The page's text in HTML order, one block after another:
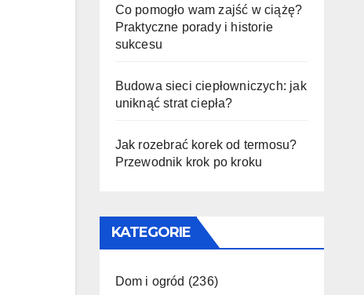
Co pomogło wam zajść w ciążę?
Praktyczne porady i historie
sukcesu
Budowa sieci ciepłowniczych: jak
uniknąć strat ciepła?
Jak rozebrać korek od termosu?
Przewodnik krok po kroku
KATEGORIE
Dom i ogród (236)